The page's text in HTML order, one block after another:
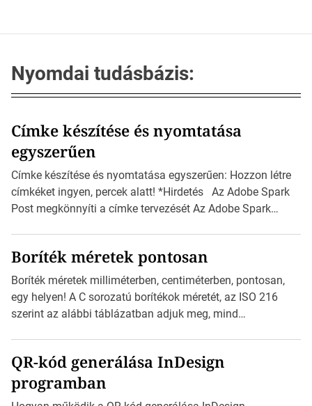
Nyomdai tudásbázis:
Címke készítése és nyomtatása
egyszerűen
Címke készítése és nyomtatása egyszerűen: Hozzon létre
címkéket ingyen, percek alatt! *Hirdetés Az Adobe Spark
Post megkönnyíti a címke tervezését Az Adobe Spark
igazán foroghatnak a kreatív fogaskerekek, miközben
zajlik a saját címke készítése. Hogyan készítsünk címkét?
Válasszon méretet és alakot: Válassza ki a kívánt címke
méretét. Akár néhány […]
Boríték méretek pontosan
Boríték méretek milliméterben, centiméterben, pontosan,
egy helyen! A C sorozatú borítékok méretét, az ISO 216
szerint az alábbi táblázatban adjuk meg, mind
mutatja az A4-es papírlaphoz viszonyítva. Az amerikai és
észak-amerikai boríték méretére az ISO 216 nem
vonatkozik. Boríték méretének táblázata C0-tól […]
QR-kód generálása InDesign
programban